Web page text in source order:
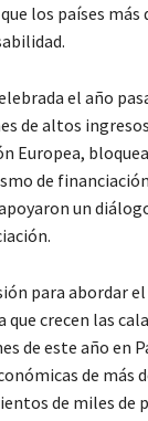
los países más
el año
de altos
Europea,
de
un
para abordar
que crecen las
de este año en
de más
de miles de